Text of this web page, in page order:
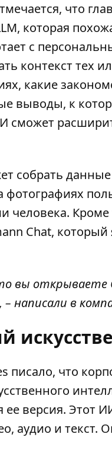
что
которая
с
контекст тех
какие
выводы, к
сможет
собрать
человека. Кроме
Chat,
вы открываете
– написали в
писало, что
ее версия. Этот
аудио и текст.